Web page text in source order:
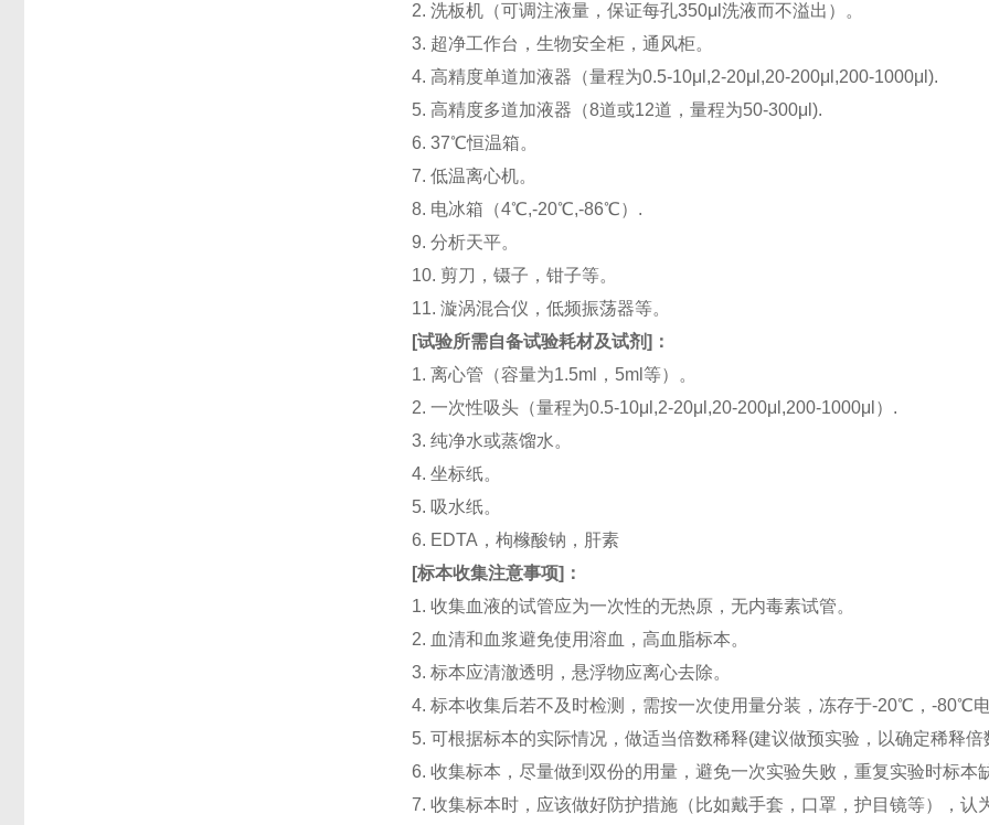
2. 洗板机（可调注液量，保证每孔350μl洗液而不溢出）。
3. 超净工作台，生物安全柜，通风柜。
4. 高精度单道加液器（量程为0.5-10μl,2-20μl,20-200μl,200-1000μl).
5. 高精度多道加液器（8道或12道，量程为50-300μl).
6. 37℃恒温箱。
7. 低温离心机。
8. 电冰箱（4℃,-20℃,-86℃）.
9. 分析天平。
10. 剪刀，镊子，钳子等。
11. 漩涡混合仪，低频振荡器等。
[试验所需自备试验耗材及试剂]：
1. 离心管（容量为1.5ml，5ml等）。
2. 一次性吸头（量程为0.5-10μl,2-20μl,20-200μl,200-1000μl）.
3. 纯净水或蒸馏水。
4. 坐标纸。
5. 吸水纸。
6. EDTA，枸橼酸钠，肝素
[标本收集注意事项]：
1. 收集血液的试管应为一次性的无热原，无内毒素试管。
2. 血清和血浆避免使用溶血，高血脂标本。
3. 标本应清澈透明，悬浮物应离心去除。
4. 标本收集后若不及时检测，需按一次使用量分装，冻存于-20℃，-80℃
5. 可根据标本的实际情况，做适当倍数稀释(建议做预实验，以确定稀释倍
6. 收集标本，尽量做到双份的用量，避免一次实验失败，重复实验时标本
7. 收集标本时，应该做好防护措施（比如戴手套，口罩，护目镜等），认